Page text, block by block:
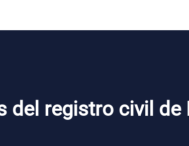
del registro civil de